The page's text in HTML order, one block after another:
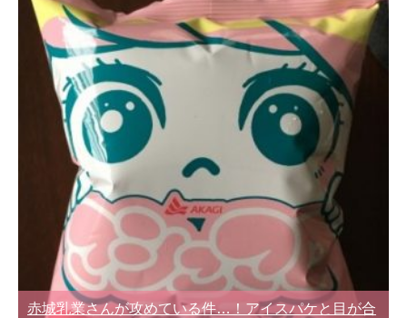
赤城乳業さんが攻めている件…！アイスパケと目が合